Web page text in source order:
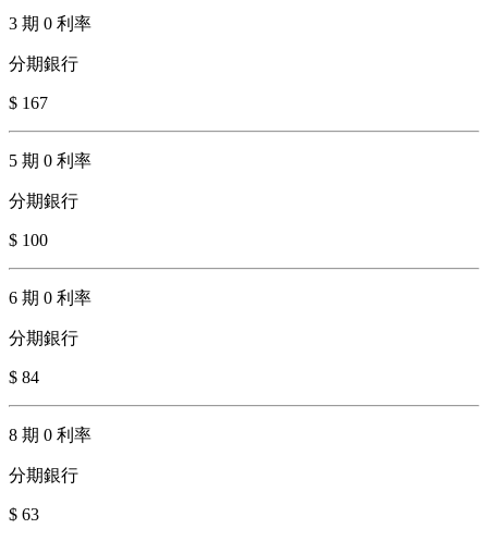
3 期 0 利率
分期銀行
$ 167
5 期 0 利率
分期銀行
$ 100
6 期 0 利率
分期銀行
$ 84
8 期 0 利率
分期銀行
$ 63